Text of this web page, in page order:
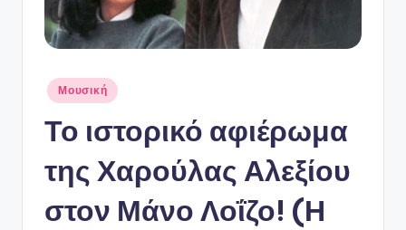
Αναρτήθηκε
σε
Μουσική
Το ιστορικό αφιέρωμα
της Χαρούλας Αλεξίου
στον Μάνο Λοΐζο! (Η